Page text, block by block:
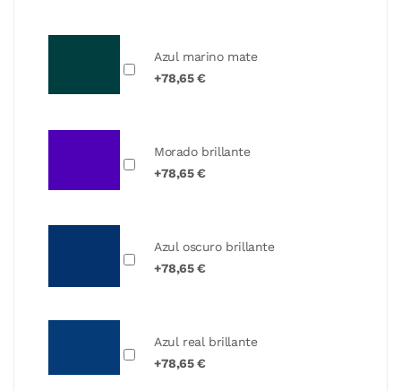
Azul marino mate
+78,65 €
Morado brillante
+78,65 €
Azul oscuro brillante
+78,65 €
Azul real brillante
+78,65 €